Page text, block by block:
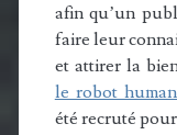
afin qu’un
faire leur
et attirer la
le robot
été recruté